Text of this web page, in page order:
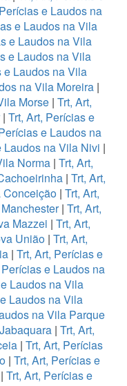
e Laudos na
e Laudos na Vila
e Laudos na Vila
e Laudos na Vila
e Laudos na Vila
na Vila Moreira|
Morse | Trt, Art,
| Trt, Art, Perícias e
e Laudos na
Laudos na Vila Nivi |
Norma | Trt, Art,
| Trt, Art,
Conceição| Trt, Art,
| Trt, Art,
Mazzei | Trt, Art,
União| Trt, Art,
| Trt, Art, Perícias e
e Laudos na
Laudos na Vila
Laudos na Vila
na Vila Parque
| Trt, Art,
| Trt, Art, Perícias
| Trt, Art, Perícias e
Trt, Art, Perícias e